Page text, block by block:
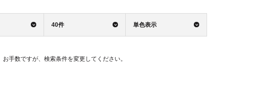
40件 単色表示
手数ですが、検索条件を変更してください。